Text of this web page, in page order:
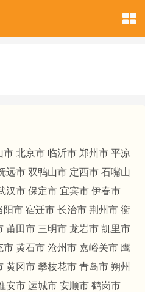
市 北京市 临沂市 郑州市 平凉
远市 双鸭山市 定西市 石嘴山
汉市 保定市 宜宾市 伊春市
阳市 宿迁市 长治市 荆州市 衡
莆田市 三明市 龙岩市 凯里市
市 黄石市 沧州市 嘉峪关市 鹰
黄冈市 攀枝花市 青岛市 朔州
安市 运城市 安顺市 鹤岗市